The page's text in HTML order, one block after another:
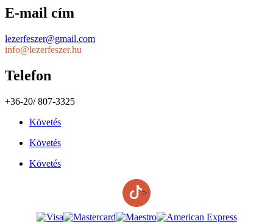
E-mail cím
lezerfeszer@gmail.com
info@lezerfeszer.hu
Telefon
+36-20/ 807-3325
Követés
Követés
Követés
>